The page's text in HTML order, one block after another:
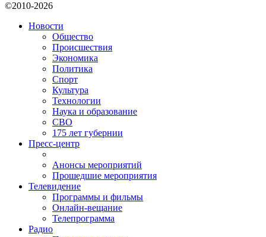
©2010-2026
Новости
Общество
Происшествия
Экономика
Политика
Спорт
Культура
Технологии
Наука и образование
СВО
175 лет губернии
Пресс-центр
Анонсы мероприятий
Прошедшие мероприятия
Телевидение
Программы и фильмы
Онлайн-вещание
Телепрограмма
Радио